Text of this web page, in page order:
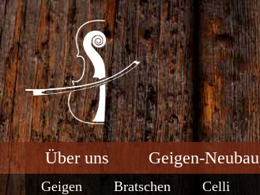
Über uns Geigen-Neubau
Geigen Bratschen Celli